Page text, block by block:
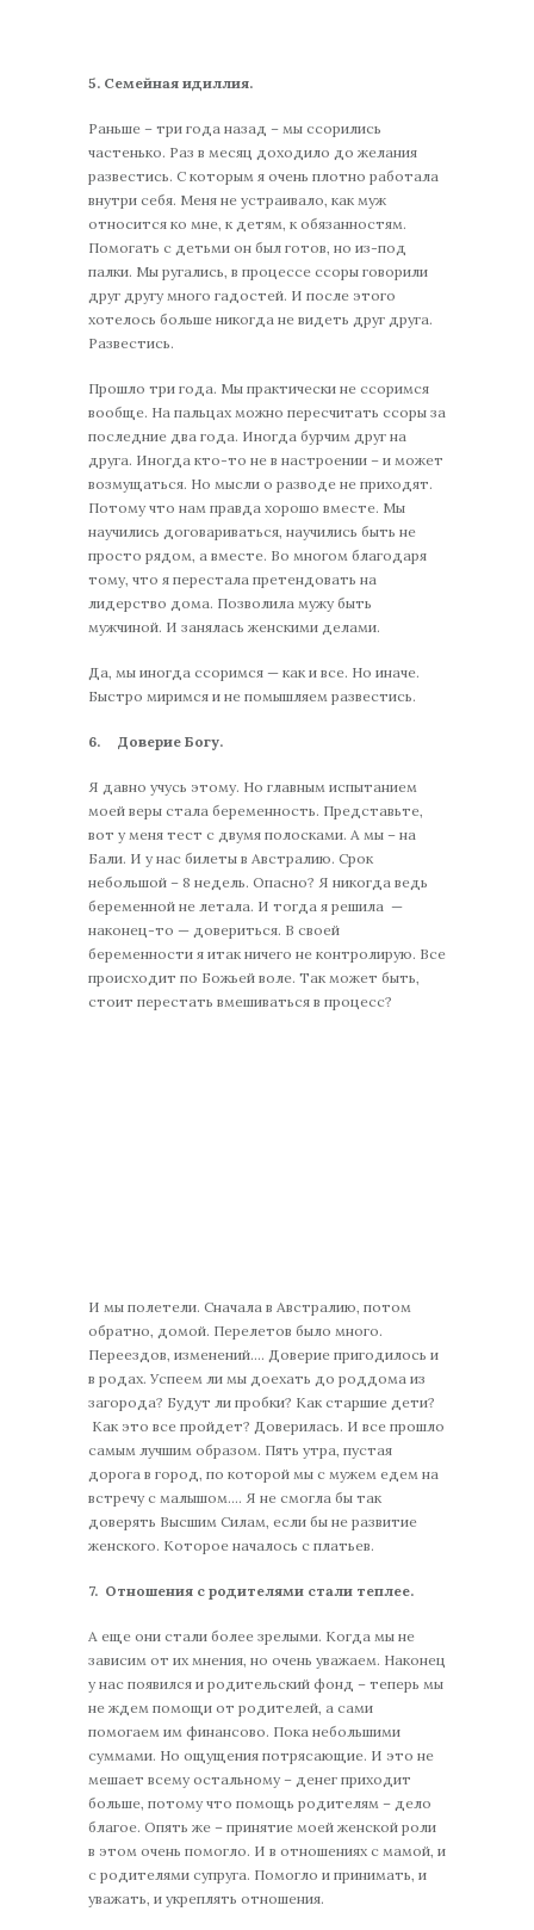
5. Семейная идиллия.
Раньше – три года назад – мы ссорились
частенько. Раз в месяц доходило до желания
развестись. С которым я очень плотно работала
внутри себя. Меня не устраивало, как муж
относится ко мне, к детям, к обязанностям.
Помогать с детьми он был готов, но из-под
палки. Мы ругались, в процессе ссоры говорили
друг другу много гадостей. И после этого
хотелось больше никогда не видеть друг друга.
Развестись.
Прошло три года. Мы практически не ссоримся
вообще. На пальцах можно пересчитать ссоры за
последние два года. Иногда бурчим друг на
друга. Иногда кто-то не в настроении – и может
возмущаться. Но мысли о разводе не приходят.
Потому что нам правда хорошо вместе. Мы
научились договариваться, научились быть не
просто рядом, а вместе. Во многом благодаря
тому, что я перестала претендовать на
лидерство дома. Позволила мужу быть
мужчиной. И занялась женскими делами.
Да, мы иногда ссоримся — как и все. Но иначе.
Быстро миримся и не помышляем развестись.
6. Доверие Богу.
Я давно учусь этому. Но главным испытанием
моей веры стала беременность. Представьте,
вот у меня тест с двумя полосками. А мы – на
Бали. И у нас билеты в Австралию. Срок
небольшой – 8 недель. Опасно? Я никогда ведь
беременной не летала. И тогда я решила —
наконец-то — довериться. В своей
беременности я итак ничего не контролирую. Все
происходит по Божьей воле. Так может быть,
стоит перестать вмешиваться в процесс?
И мы полетели. Сначала в Австралию, потом
обратно, домой. Перелетов было много.
Переездов, изменений…. Доверие пригодилось и
в родах. Успеем ли мы доехать до роддома из
загорода? Будут ли пробки? Как старшие дети?
Как это все пройдет? Доверилась. И все прошло
самым лучшим образом. Пять утра, пустая
дорога в город, по которой мы с мужем едем на
встречу с малышом…. Я не смогла бы так
доверять Высшим Силам, если бы не развитие
женского. Которое началось с платьев.
7. Отношения с родителями стали теплее.
А еще они стали более зрелыми. Когда мы не
зависим от их мнения, но очень уважаем. Наконец
у нас появился и родительский фонд – теперь мы
не ждем помощи от родителей, а сами
помогаем им финансово. Пока небольшими
суммами. Но ощущения потрясающие. И это не
мешает всему остальному – денег приходит
больше, потому что помощь родителям – дело
благое. Опять же – принятие моей женской роли
в этом очень помогло. И в отношениях с мамой, и
с родителями супруга. Помогло и принимать, и
уважать, и укреплять отношения.